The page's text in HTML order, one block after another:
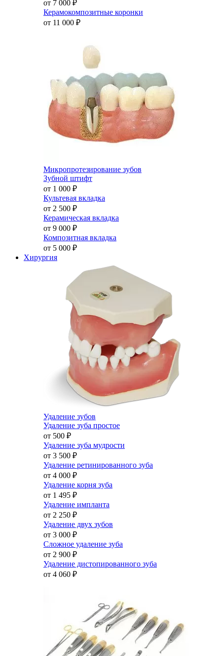
от 7 000 ₽
Керамокомпозитные коронки
от 11 000 ₽
Микропротезирование зубов
Зубной штифт
от 1 000 ₽
Культевая вкладка
от 2 500 ₽
Керамическая вкладка
от 9 000 ₽
Композитная вкладка
от 5 000 ₽
Хирургия
Удаление зубов
Удаление зуба простое
от 500 ₽
Удаление зуба мудрости
от 3 500 ₽
Удаление ретинированного зуба
от 4 000 ₽
Удаление корня зуба
от 1 495 ₽
Удаление импланта
от 2 250 ₽
Удаление двух зубов
от 3 000 ₽
Сложное удаление зуба
от 2 900 ₽
Удаление дистопированного зуба
от 4 060 ₽